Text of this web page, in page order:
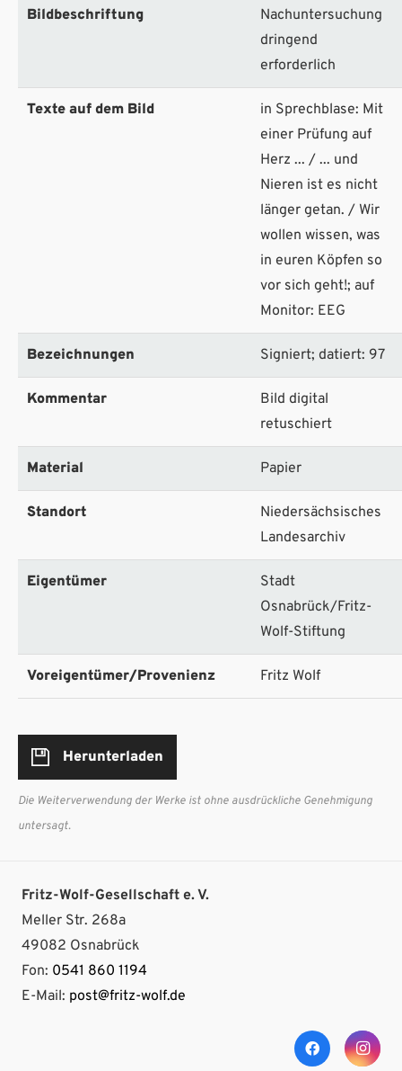
Bildbeschriftung
Nachuntersuchung
dringend
erforderlich
Texte auf dem Bild
in Sprechblase: Mit
einer Prüfung auf
Herz ... / ... und
Nieren ist es nicht
länger getan. / Wir
wollen wissen, was
in euren Köpfen so
vor sich geht!; auf
Monitor: EEG
Bezeichnungen Signiert; datiert: 97
Kommentar
Bild digital
retuschiert
Material Papier
Standort
Niedersächsisches
Landesarchiv
Eigentümer
Stadt
Osnabrück/Fritz-
Wolf-Stiftung
Voreigentümer/Provenienz Fritz Wolf
Herunterladen
Die Weiterverwendung der Werke ist ohne ausdrückliche Genehmigung
untersagt.
Fritz-Wolf-Gesellschaft e. V.
Meller Str. 268a
49082 Osnabrück
Fon: 0541 860 1194
E-Mail: post@fritz-wolf.de